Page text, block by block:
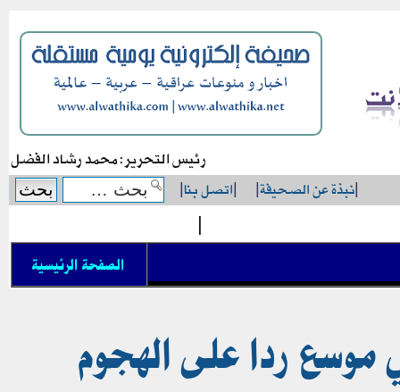
رئيس التحرير: محمد رشاد الفضل
|نبذة عن الصحيفة|
|اتصل بنا|
|
الصفحة الرئيسية
موسع ردا على الهجوم